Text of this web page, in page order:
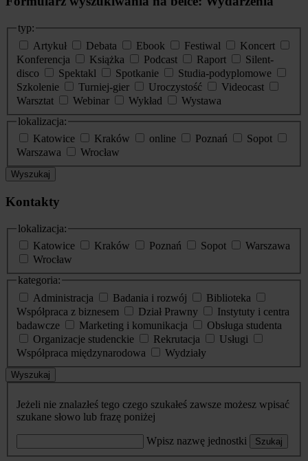
typ:
Artykuł
Debata Ebook Festiwal
Koncert
Konferencja
Książka Podcast Raport
Silent-
disco
Spektakl Spotkanie
Studia-podyplomowe
Szkolenie
Turniej-gier Uroczystość
Videocast
Warsztat
Webinar Wykład
Wystawa
lokalizacja:
Katowice
Kraków online Poznań
Sopot
Warszawa
Wrocław
Wyszukaj
Kontakty
lokalizacja:
Katowice
Kraków Poznań Sopot
Warszawa
Wrocław
kategoria:
Administracja
Badania i rozwój
Biblioteka
Współpraca z biznesem
Dział Prawny
Instytuty i centra
badawcze
Marketing i komunikacja
Obsługa studenta
Organizacje studenckie
Rekrutacja
Usługi
Współpraca międzynarodowa
Wydziały
Wyszukaj
Jeżeli nie znalazłeś tego czego szukałeś zawsze możesz wpisać
szukane słowo lub frazę poniżej
Wpisz nazwę jednostki Szukaj